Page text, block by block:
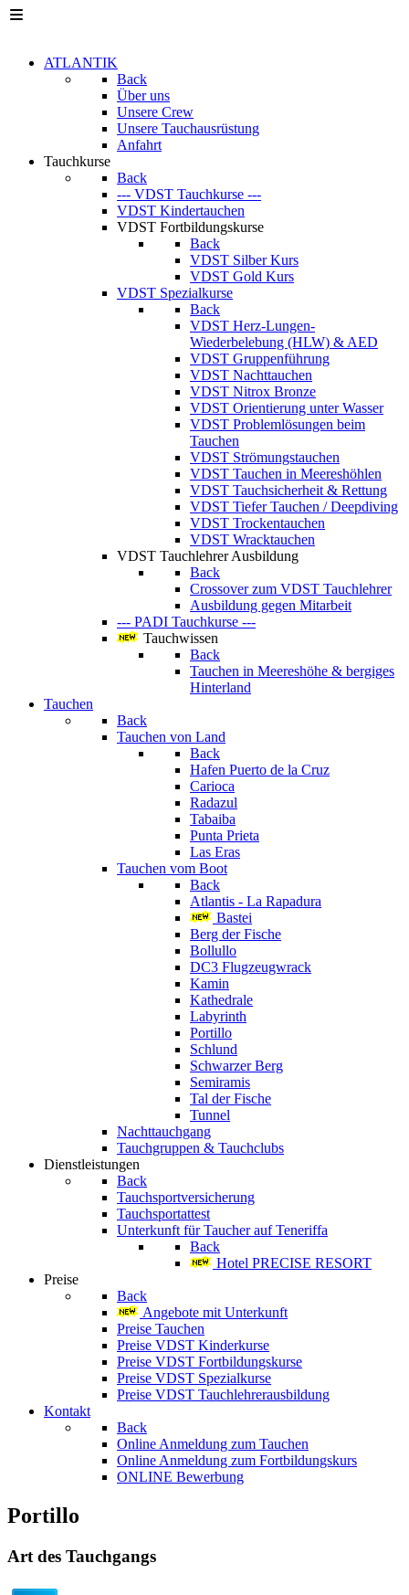
ATLANTIK
Back
Über uns
Unsere Crew
Unsere Tauchausrüstung
Anfahrt
Tauchkurse
Back
--- VDST Tauchkurse ---
VDST Kindertauchen
VDST Fortbildungskurse
Back
VDST Silber Kurs
VDST Gold Kurs
VDST Spezialkurse
Back
VDST Herz-Lungen-
Wiederbelebung (HLW) & AED
VDST Gruppenführung
VDST Nachttauchen
VDST Nitrox Bronze
VDST Orientierung unter Wasser
VDST Problemlösungen beim
Tauchen
VDST Strömungstauchen
VDST Tauchen in Meereshöhlen
VDST Tauchsicherheit & Rettung
VDST Tiefer Tauchen / Deepdiving
VDST Trockentauchen
VDST Wracktauchen
VDST Tauchlehrer Ausbildung
Back
Crossover zum VDST Tauchlehrer
Ausbildung gegen Mitarbeit
--- PADI Tauchkurse ---
Tauchwissen
Back
Tauchen in Meereshöhe & bergiges
Hinterland
Tauchen
Back
Tauchen von Land
Back
Hafen Puerto de la Cruz
Carioca
Radazul
Tabaiba
Punta Prieta
Las Eras
Tauchen vom Boot
Back
Atlantis - La Rapadura
Bastei
Berg der Fische
Bollullo
DC3 Flugzeugwrack
Kamin
Kathedrale
Labyrinth
Portillo
Schlund
Schwarzer Berg
Semiramis
Tal der Fische
Tunnel
Nachttauchgang
Tauchgruppen & Tauchclubs
Dienstleistungen
Back
Tauchsportversicherung
Tauchsportattest
Unterkunft für Taucher auf Teneriffa
Back
Hotel PRECISE RESORT
Preise
Back
Angebote mit Unterkunft
Preise Tauchen
Preise VDST Kinderkurse
Preise VDST Fortbildungskurse
Preise VDST Spezialkurse
Preise VDST Tauchlehrerausbildung
Kontakt
Back
Online Anmeldung zum Tauchen
Online Anmeldung zum Fortbildungskurs
ONLINE Bewerbung
Portillo
Art des Tauchgangs